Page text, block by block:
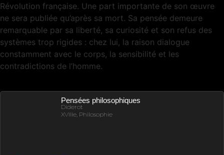
Révolution française. Une part importante de son œuvre
ne sera publiée qu’après sa mort. Sa pensée demeure
remarquable par sa liberté, sa curiosité et son refus des
systèmes trop rigides : chez lui, la raison dialogue
constamment avec le corps, la sensibilité et les
contradictions de l’homme.
Pensées philosophiques
Diderot
XVIIIe, Philosophie